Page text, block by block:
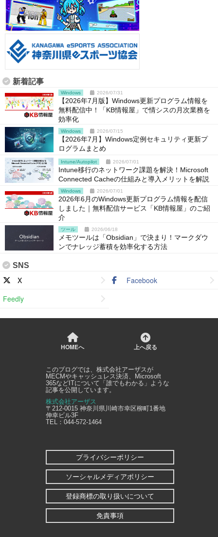
新着記事
Windows 2026/07/31
【2026年7月版】Windows更新プログラム情報を
無料配信中！「KB情報屋」で情シスの月次業務を
効率化
Windows 2026/07/15
【2026年7月】Windows定例セキュリティ更新プ
ログラムまとめ
Intune/Autopilot 2026/07/01
Intune移行のネットワーク課題を解決！Microsoft
Connected Cacheの仕組みと導入メリットを解説
Windows 2026/07/01
2026年6月のWindows更新プログラム情報を配信
しました｜無料配信サービス「KB情報屋」のご紹
介
ツール 2026/06/18
メモツールは「Obsidian」で決まり！マークダウ
ンでナレッジ蓄積を効率化する方法
SNS
X
Facebook
Feedly
HOMEへ 上へ戻る
このブログでは、 株式会社アーザス が
MECMやキャッシュレス決済、Microsoft
365などITについて「誰でもわかる」ような
記事を公開しています。
株式会社アーザス
〒212-0015 神奈川県 川崎市幸区柳町1番地
伸幸ビル3F
TEL： 044-572-1464
プライバシーポリシー
ソーシャルメディアポリシー
登録商標の取り扱いについて
免責事項